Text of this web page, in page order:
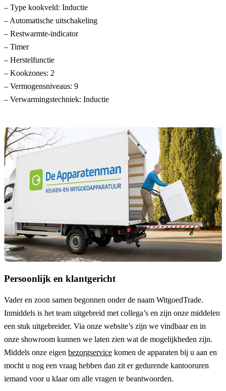
– Type kookveld: Inductie
– Automatische uitschakeling
– Restwarmte-indicator
– Timer
– Herstelfunctie
– Kookzones: 2
– Vermogensniveaus: 9
– Verwarmingstechniek: Inductie
Persoonlijk en klantgericht
Vader en zoon samen begonnen onder de naam WitgoedTrade.
Inmiddels is het team uitgebreid met collega’s en zijn onze middelen
een stuk uitgebreider. Via onze website’s zijn we vindbaar en in
onze showroom kunnen we laten zien wat de mogelijkheden zijn.
Middels onze eigen bezorgservice komen de apparaten bij u aan en
mocht u nog een vraag hebben dan zit er gedurende kantooruren
iemand voor u klaar om alle vragen te beantwoorden.